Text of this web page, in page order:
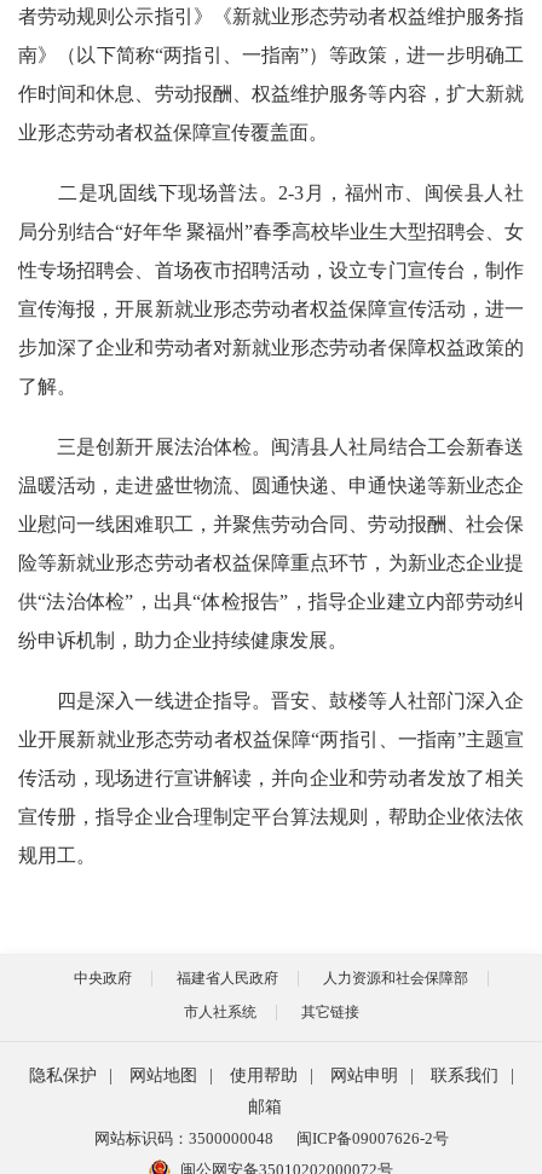
者劳动规则公示指引》《新就业形态劳动者权益维护服务指
南》（以下简称“两指引、一指南”）等政策，进一步明确工
作时间和休息、劳动报酬、权益维护服务等内容，扩大新就
业形态劳动者权益保障宣传覆盖面。
二是巩固线下现场普法。 2-3月，福州市、闽侯县人社
局分别结合“好年华 聚福州”春季高校毕业生大型招聘会
女
性专场招聘会、 首场夜市招聘活动，设立专门宣传台，制作
宣传海报，开展新就业形态劳动者权益保障宣传活动， 进一
步加深了企业和劳动者对新就业形态劳动者保障权益政策的
了解。
三是创新开展法治体检。 闽清县人社局结合工会新春送
温暖活动，走进盛世物流、圆通快递、申通快递等新业态企
业慰问一线困难职工，并聚焦劳动合同、劳动报酬、社会保
险等新就业形态劳动者权益保障重点环节，为新业态企业提
供“法治体检”，出具“体检报告”，指导企业建立内部劳动纠
纷申诉机制，助力企业持续健康发展。
四是深入一线进企指导。晋安、鼓楼等人社部门深入企
业开展新就业形态劳动者权益保障“两指引、一指南”主题宣
传活动，现场进行宣讲解读，并向企业和劳动者发放了相关
宣传册，指导企业合理制定平台算法规则，帮助企业依法依
规用工。
中央政府 福建省人民政府
人力资源和社会保障部
市人社系统
其它链接
隐私保护 网站地图 使用帮助 网站申明 联系我们
邮箱
网站标识码：3500000048
闽ICP备09007626-2号
闽公网安备35010202000072号